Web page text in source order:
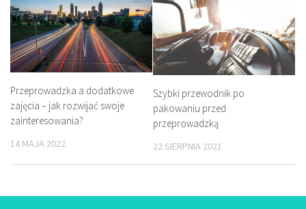
Przeprowadzka a dodatkowe
zajęcia – jak rozwijać swoje
zainteresowania?
14 MAJA 2022
Szybki przewodnik po
pakowaniu przed
przeprowadzką
22 SIERPNIA 2021